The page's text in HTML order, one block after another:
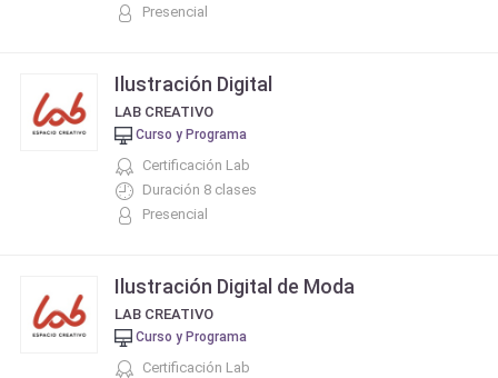
Presencial
Ilustración Digital
LAB CREATIVO
Curso y Programa
Certificación Lab
Duración 8 clases
Presencial
Ilustración Digital de Moda
LAB CREATIVO
Curso y Programa
Certificación Lab